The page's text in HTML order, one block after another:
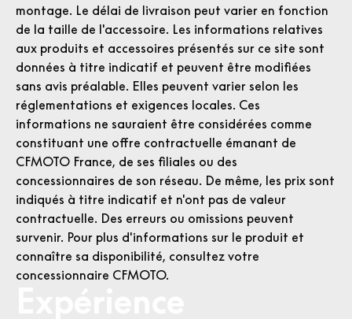
montage. Le délai de livraison peut varier en fonction
de la taille de l'accessoire. Les informations relatives
aux produits et accessoires présentés sur ce site sont
données à titre indicatif et peuvent être modifiées
sans avis préalable. Elles peuvent varier selon les
réglementations et exigences locales. Ces
informations ne sauraient être considérées comme
constituant une offre contractuelle émanant de
CFMOTO France, de ses filiales ou des
concessionnaires de son réseau. De même, les prix sont
indiqués à titre indicatif et n'ont pas de valeur
contractuelle. Des erreurs ou omissions peuvent
survenir. Pour plus d'informations sur le produit et
connaître sa disponibilité, consultez votre
concessionnaire CFMOTO.